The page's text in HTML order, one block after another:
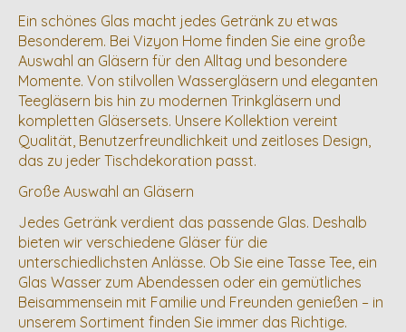
Ein schönes Glas macht jedes Getränk zu etwas
Besonderem. Bei Vizyon Home finden Sie eine große
Auswahl an Gläsern für den Alltag und besondere
Momente. Von stilvollen Wassergläsern und eleganten
Teegläsern bis hin zu modernen Trinkgläsern und
kompletten Gläsersets. Unsere Kollektion vereint
Qualität, Benutzerfreundlichkeit und zeitloses Design,
das zu jeder Tischdekoration passt.
Große Auswahl an Gläsern
Jedes Getränk verdient das passende Glas. Deshalb
bieten wir verschiedene Gläser für die
unterschiedlichsten Anlässe. Ob Sie eine Tasse Tee, ein
Glas Wasser zum Abendessen oder ein gemütliches
Beisammensein mit Familie und Freunden genießen – in
unserem Sortiment finden Sie immer das Richtige.